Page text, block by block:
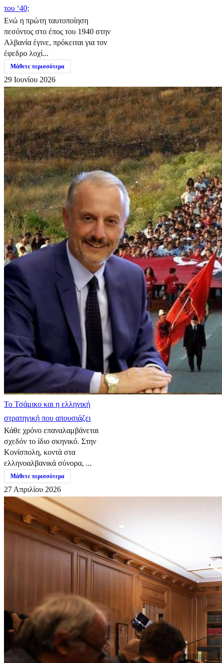
του ‘40;
Ενώ η πρώτη ταυτοποίηση
πεσόντος στο έπος του 1940 στην
Αλβανία έγινε, πρόκειται για τον
έφεδρο λοχί...
Μάθετε περισσότερα
29 Ιουνίου 2026
​Το Τσάμικο και η ελληνική
στρατηγική που απουσιάζει
Κάθε χρόνο επαναλαμβάνεται
σχεδόν το ίδιο σκηνικό. Στην
Κονίσπολη, κοντά στα
ελληνοαλβανικά σύνορα, ...
Μάθετε περισσότερα
27 Απριλίου 2026